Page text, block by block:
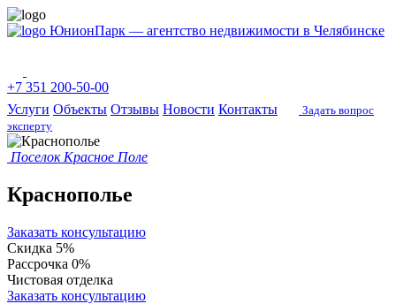
ЮнионПарк — агентство недвижимости в Челябинске
+7 351 200-50-00
Услуги Объекты Отзывы Новости Контакты
Задать вопрос
эксперту
Поселок Красное Поле
Краснополье
Заказать консультацию
Скидка 5%
Рассрочка 0%
Чистовая отделка
Заказать консультацию